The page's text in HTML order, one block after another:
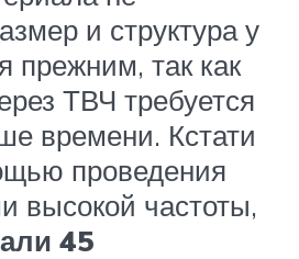
и структура у
прежним, так как
ТВЧ требуется
времени. Кстати
проведения
высокой частоты,
45